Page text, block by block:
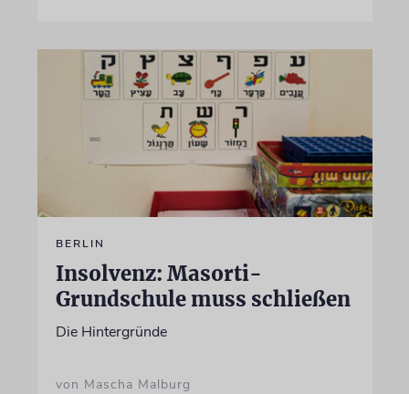
BERLIN
Insolvenz: Masorti-
Grundschule muss schließen
Die Hintergründe
von Mascha Malburg